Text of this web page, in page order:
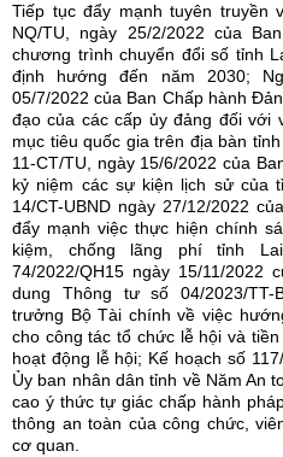
Tiếp tục đẩy mạnh tuyên truyền
NQ/TU, ngày 25/2/2022 của
chương trình chuyển đổi số tỉnh
định hướng đến năm 2030;
05/7/2022 của Ban Chấp hành
đạo của các cấp ủy đảng đối với
mục tiêu quốc gia trên địa bàn
11-CT/TU, ngày 15/6/2022 của
kỷ niệm các sự kiện lịch sử của
14/CT-UBND ngày 27/12/2022
đẩy mạnh việc thực hiện chính
kiệm, chống lãng phí tỉnh
74/2022/QH15 ngày 15/11/2022
dung Thông tư số 04/2023/TT-
trưởng Bộ Tài chính về việc
cho công tác tổ chức lễ hội và
hoạt động lễ hội; Kế hoạch số
Ủy ban nhân dân tỉnh về Năm An
cao ý thức tự giác chấp hành
thông an toàn của công chức,
cơ quan.